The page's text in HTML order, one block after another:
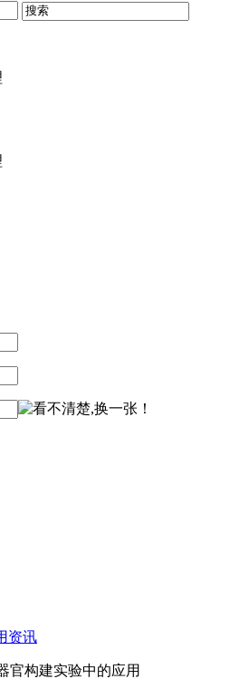
资讯
官构建实验中的应用